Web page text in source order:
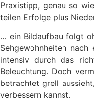
Praxistipp, genau so
teilen Erfolge plus
… ein Bildaufbau folgt
Sehgewohnheiten
intensiv durch das
Beleuchtung. Doch
betrachtet grell
verbessern kannst.